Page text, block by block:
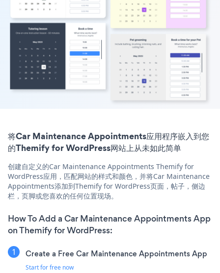
将Car Maintenance Appointments应用程序嵌入到您
的Themify for WordPress网站上从未如此简单
创建自定义的Car Maintenance Appointments Themify for
WordPress应用，匹配网站的样式和颜色，并将Car Maintenance
Appointments添加到Themify for WordPress页面，帖子，侧边
栏，页脚或您喜欢的任何位置现场。
How To Add a Car Maintenance Appointments App
on Themify for WordPress:
Create a Free Car Maintenance Appointments App
Start for free now